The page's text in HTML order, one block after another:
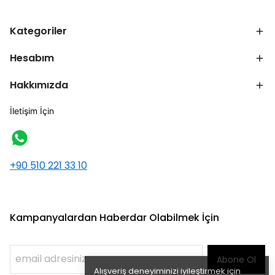
Alışveriş deneyiminizi iyileştirmek için
Kategoriler
Hesabım
Hakkımızda
İletişim İçin
+90 510 221 33 10
Kampanyalardan Haberdar Olabilmek İçin
Abone Ol